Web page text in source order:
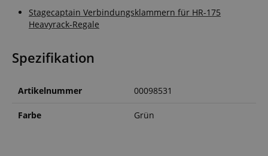
Stagecaptain Verbindungsklammern für HR-175
Heavyrack-Regale
Spezifikation
Artikelnummer 00098531
Farbe Grün